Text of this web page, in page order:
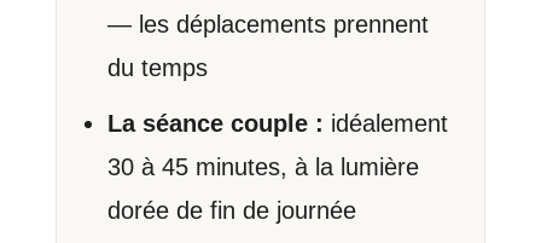
— les déplacements prennent
du temps
La séance couple : idéalement
30 à 45 minutes, à la lumière
dorée de fin de journée